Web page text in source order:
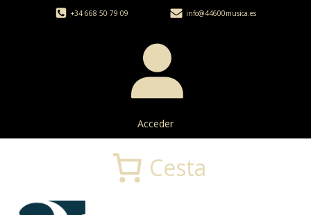
+34 668 50 79 09 info@44600musica.es
Acceder
Cesta